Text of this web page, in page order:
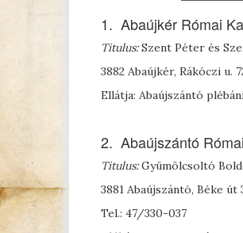
1. Abaújkér Római
Titulus:Szent Péter és
3882 Abaújkér, Rákóczi u.
Ellátja: Abaújszántó
2. Abaújszántó
Titulus:Gyümölcsoltó
3881 Abaújszántó, Béke
Tel.: 47/330-037